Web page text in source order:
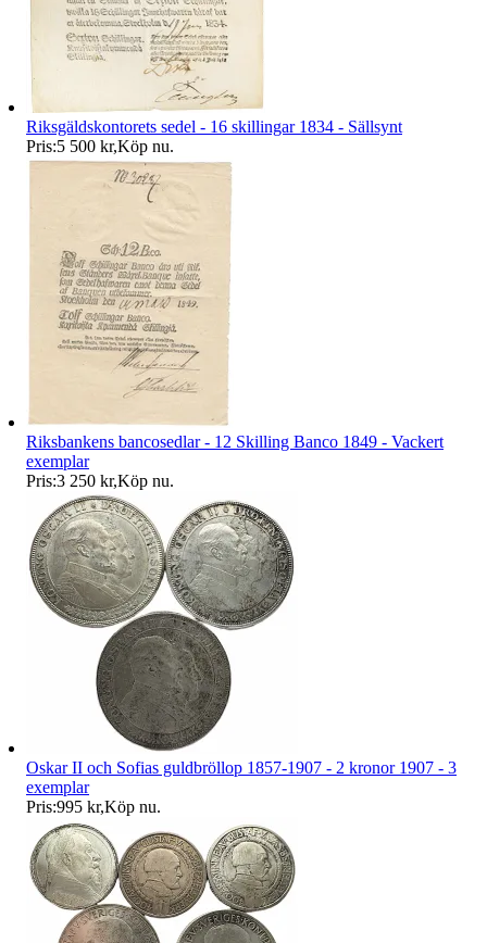
Riksgäldskontorets sedel - 16 skillingar 1834 - Sällsynt
Pris:5 500 kr,Köp nu.
Riksbankens bancosedlar - 12 Skilling Banco 1849 - Vackert
exemplar
Pris:3 250 kr,Köp nu.
Oskar II och Sofias guldbröllop 1857-1907 - 2 kronor 1907 - 3
exemplar
Pris:995 kr,Köp nu.